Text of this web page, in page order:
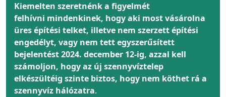
Kiemelten szeretnénk a figyelmét
felhívni mindenkinek, hogy aki most vásárolna
üres építési telket, illetve nem szerzett építési
engedélyt, vagy nem tett egyszerűsített
bejelentést 2024. december 12-ig, azzal kell
számoljon, hogy az új szennyvíztelep
elkészültéig szinte biztos, hogy nem köthet rá a
szennyvíz hálózatra.